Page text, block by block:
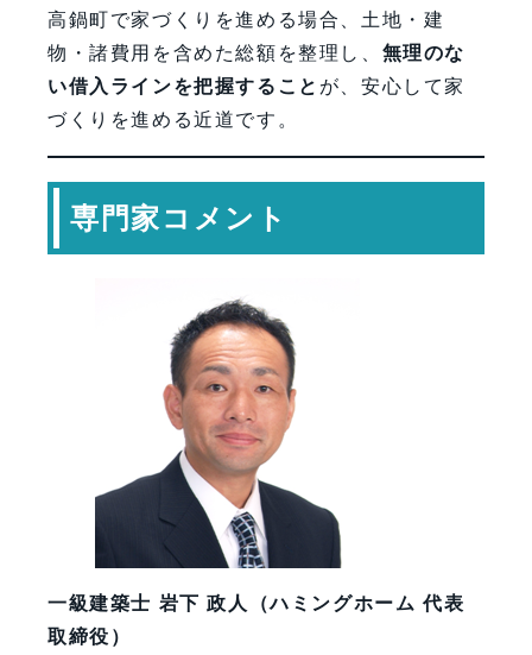
高鍋町で家づくりを進める場合、土地・建
物・諸費用を含めた総額を整理し、 無理のな
い借入ラインを把握すること が、安心して家
づくりを進める近道です。
専門家コメント
一級建築士 岩下 政人（ハミングホーム 代表
取締役）